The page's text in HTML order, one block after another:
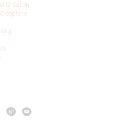
Création
Cléophina